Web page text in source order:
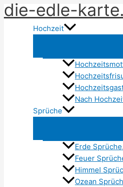
Zum
Inhalt
springen
die-edle-
Hochzeit
Nach
Sprüche
Erde
Feuer
Himmel
Ozean